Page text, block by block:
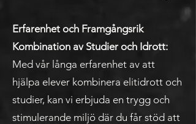
Erfarenhet och Framgångsrik
Kombination av Studier och Idrott:
Med vår långa erfarenhet av att
hjälpa elever kombinera elitidrott och
studier, kan vi erbjuda en trygg och
stimulerande miljö där du får stöd att